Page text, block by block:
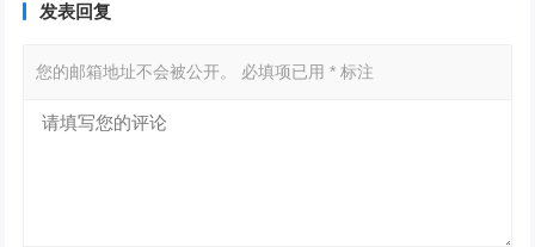
发表回复
您的邮箱地址不会被公开。 必填项已用* 标注